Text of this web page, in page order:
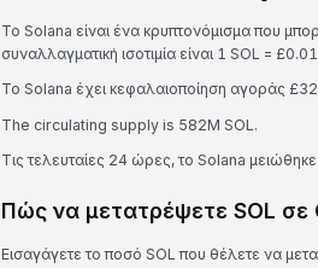
Το Solana είναι ένα κρυπτονόμισμα που
συναλλαγματική ισοτιμία είναι 1 SOL =
Το Solana έχει κεφαλαιοποίηση αγοράς
The circulating supply is 582M SOL.
Τις τελευταίες 24 ώρες, το Solana
Πώς να μετατρέψετε SOL σε
Εισαγάγετε το ποσό SOL που θέλετε να